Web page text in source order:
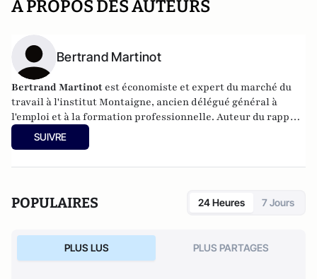
A PROPOS DES AUTEURS
Bertrand Martinot
Bertrand Martinot est économiste et expert du marché du
travail à l'institut Montaigne, ancien délégué général à
l'emploi et à la formation professionnelle. Auteur du rapport
de l'institut Montaigne : "Les Français au travail : aller au-
delà des idées reçues" publié en 2023.
SUIVRE
POPULAIRES 24 Heures 7 Jours
PLUS LUS PLUS PARTAGES